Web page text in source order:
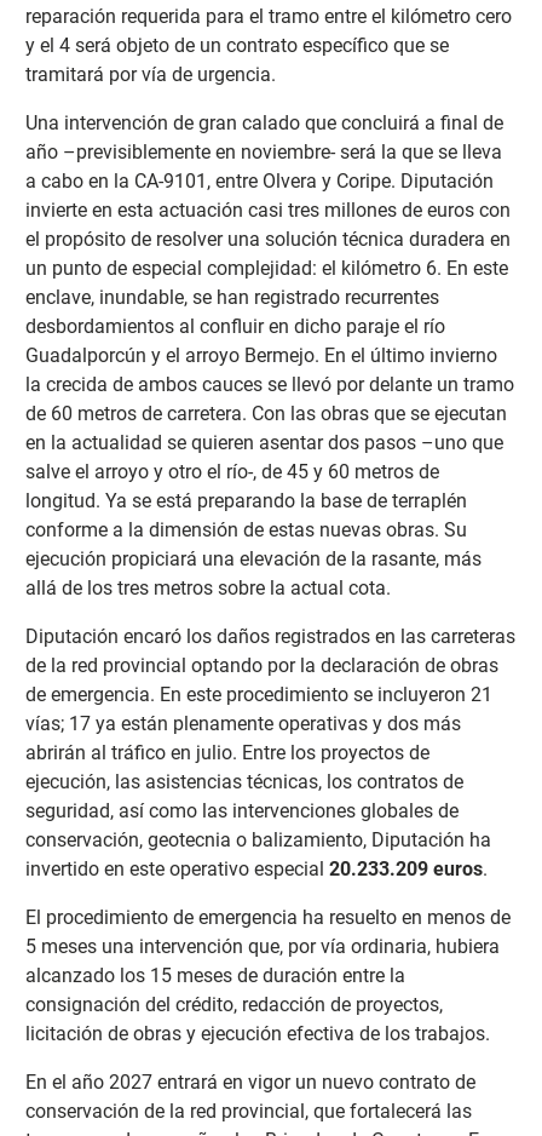
reparación requerida para el tramo entre el kilómetro cero
y el 4 será objeto de un contrato específico que se
tramitará por vía de urgencia.
Una intervención de gran calado que concluirá a final de
año –previsiblemente en noviembre- será la que se lleva
a cabo en la CA-9101, entre Olvera y Coripe. Diputación
invierte en esta actuación casi tres millones de euros con
el propósito de resolver una solución técnica duradera en
un punto de especial complejidad: el kilómetro 6. En este
enclave, inundable, se han registrado recurrentes
desbordamientos al confluir en dicho paraje el río
Guadalporcún y el arroyo Bermejo. En el último invierno
la crecida de ambos cauces se llevó por delante un tramo
de 60 metros de carretera. Con las obras que se ejecutan
en la actualidad se quieren asentar dos pasos –uno que
salve el arroyo y otro el río-, de 45 y 60 metros de
longitud. Ya se está preparando la base de terraplén
conforme a la dimensión de estas nuevas obras. Su
ejecución propiciará una elevación de la rasante, más
allá de los tres metros sobre la actual cota.
Diputación encaró los daños registrados en las carreteras
de la red provincial optando por la declaración de obras
de emergencia. En este procedimiento se incluyeron 21
vías; 17 ya están plenamente operativas y dos más
abrirán al tráfico en julio. Entre los proyectos de
ejecución, las asistencias técnicas, los contratos de
seguridad, así como las intervenciones globales de
conservación, geotecnia o balizamiento, Diputación ha
invertido en este operativo especial 20.233.209 euros.
El procedimiento de emergencia ha resuelto en menos de
5 meses una intervención que, por vía ordinaria, hubiera
alcanzado los 15 meses de duración entre la
consignación del crédito, redacción de proyectos,
licitación de obras y ejecución efectiva de los trabajos.
En el año 2027 entrará en vigor un nuevo contrato de
conservación de la red provincial, que fortalecerá las